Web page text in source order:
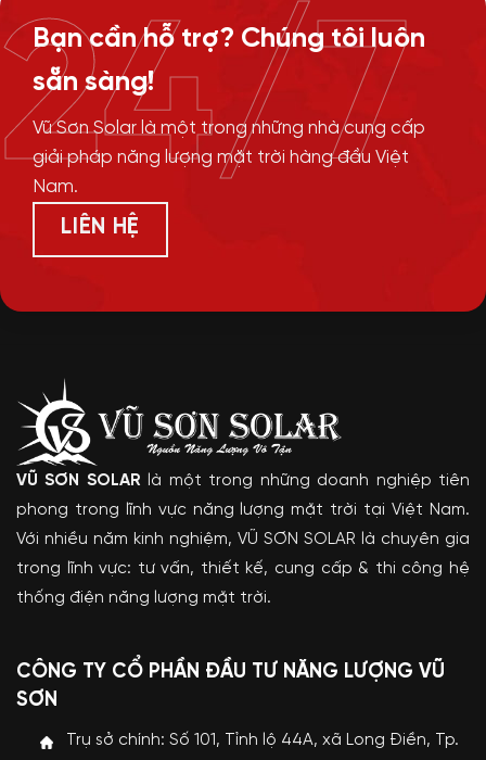
Bạn cần hỗ trợ? Chúng tôi luôn
sẵn sàng!
Vũ Sơn Solar là một trong những nhà cung cấp
giải pháp năng lượng mặt trời hàng đầu Việt
Nam.
LIÊN HỆ
24/7
VŨ SƠN SOLAR là một trong những doanh nghiệp tiên
phong trong lĩnh vực năng lượng mặt trời tại Việt Nam.
Với nhiều năm kinh nghiệm, VŨ SƠN SOLAR là chuyên gia
trong lĩnh vực: tư vấn, thiết kế, cung cấp & thi công hệ
thống điện năng lượng mặt trời.
CÔNG TY CỔ PHẦN ĐẦU TƯ NĂNG LƯỢNG VŨ
SƠN
Trụ sở chính: Số 101, Tỉnh lộ 44A, xã Long Điền, Tp.